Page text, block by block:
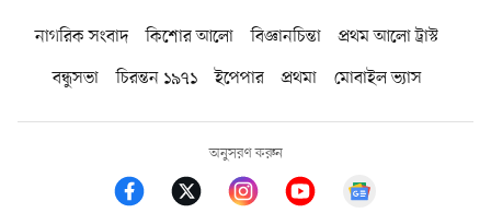
নাগরিক সংবাদ কিশোর আলো বিজ্ঞানচিন্তা
প্রথম আলো ট্রাস্ট
বন্ধুসভা
চিরন্তন ১৯৭১ ইপেপার প্রথমা মোবাইল ভ্যাস
অনুসরণ করুন